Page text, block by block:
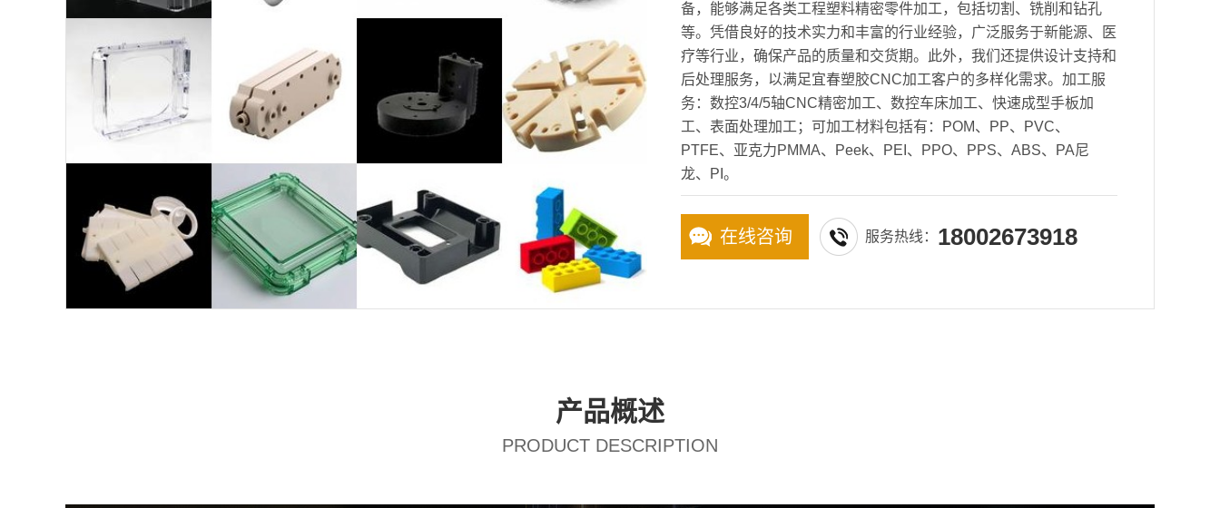
备，能够满足各类工程塑料精密零件加工，包括切割、铣削和钻孔
等。凭借良好的技术实力和丰富的行业经验，广泛服务于新能源、医
疗等行业，确保产品的质量和交货期。此外，我们还提供设计支持和
后处理服务，以满足宜春塑胶CNC加工客户的多样化需求。加工服
务：数控3/4/5轴CNC精密加工、数控车床加工、快速成型手板加
工、表面处理加工；可加工材料包括有：POM、PP、PVC、
PTFE、亚克力PMMA、Peek、PEI、PPO、PPS、ABS、PA尼
龙、PI。
在线咨询 服务热线： 18002673918
产品概述
PRODUCT DESCRIPTION